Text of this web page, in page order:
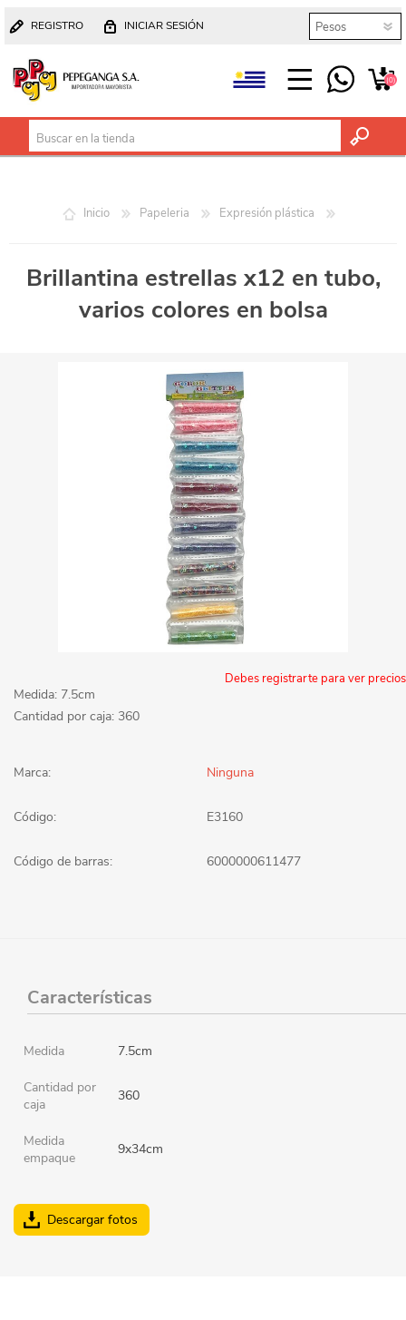
REGISTRO INICIAR SESIÓN
(0)
Inicio Papeleria Expresión plástica
Brillantina estrellas x12 en tubo,
varios colores en bolsa
Debes registrarte para ver precios
Medida: 7.5cm
Cantidad por caja: 360
Marca: Ninguna
Código: E3160
Código de barras: 6000000611477
Características
Medida 7.5cm
Cantidad por
caja
360
Medida
empaque
9x34cm
Descargar fotos